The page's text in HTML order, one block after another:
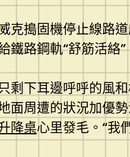
克搗固機停止線路
鐵路鋼軌“舒筋活絡”
剩下耳邊呼呼的風
面周遭的狀況加優
降桌心里發毛。“我